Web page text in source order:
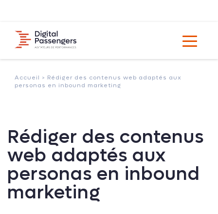
Accueil > Rédiger des contenus web adaptés aux
personas en inbound marketing
Rédiger des contenus
web adaptés aux
personas en inbound
marketing